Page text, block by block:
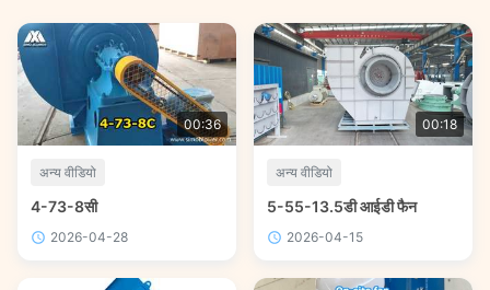
00:36
अन्य वीडियो
4-73-8सी
2026-04-28
00:18
अन्य वीडियो
5-55-13.5डी आईडी फैन
2026-04-15